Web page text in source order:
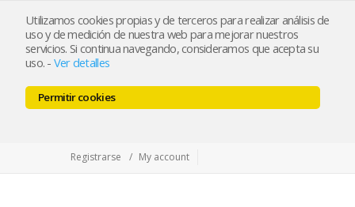
Utilizamos cookies propias y de terceros para realizar análisis de
uso y de medición de nuestra web para mejorar nuestros
servicios. Si continua navegando, consideramos que acepta su
uso. - Ver detalles
Permitir cookies
tienda@mercadoracing.com
Registrarse
My account